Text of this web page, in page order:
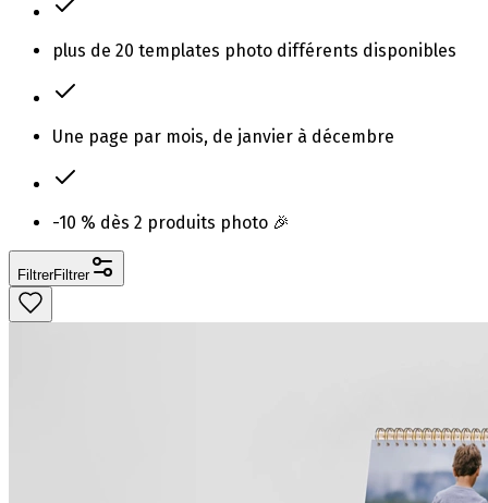
plus de 20 templates photo différents disponibles
Une page par mois, de janvier à décembre
-10 % dès 2 produits photo 🎉
FiltrerFiltrer